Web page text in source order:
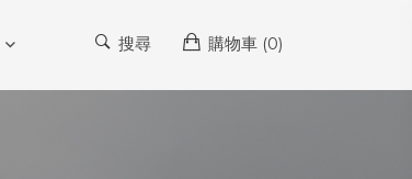
搜尋 購物車 (0)